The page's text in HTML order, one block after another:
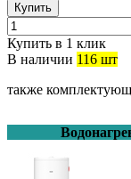
Купить
Купить в 1 клик
В наличии 116 шт
также